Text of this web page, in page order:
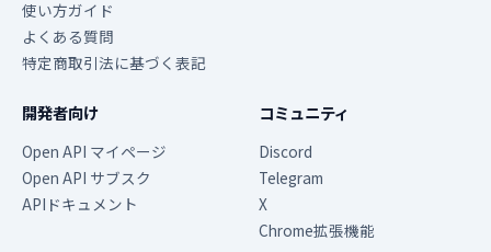
使い方ガイド
よくある質問
特定商取引法に基づく表記
開発者向け
Open API マイページ
Open API サブスク
APIドキュメント
コミュニティ
Discord
Telegram
X
Chrome拡張機能